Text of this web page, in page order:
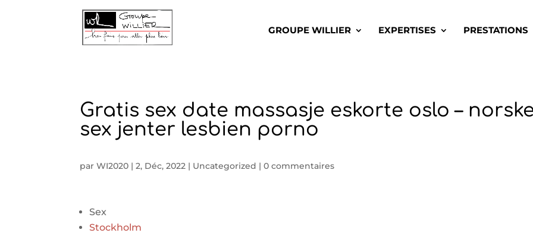
GROUPE WILLIER EXPERTISES PRESTATIONS
Gratis sex date massasje eskorte oslo –
sex jenter lesbien porno
parWI2020 |2, Déc, 2022 | Uncategorized |0 commentaires
Sex
Stockholm